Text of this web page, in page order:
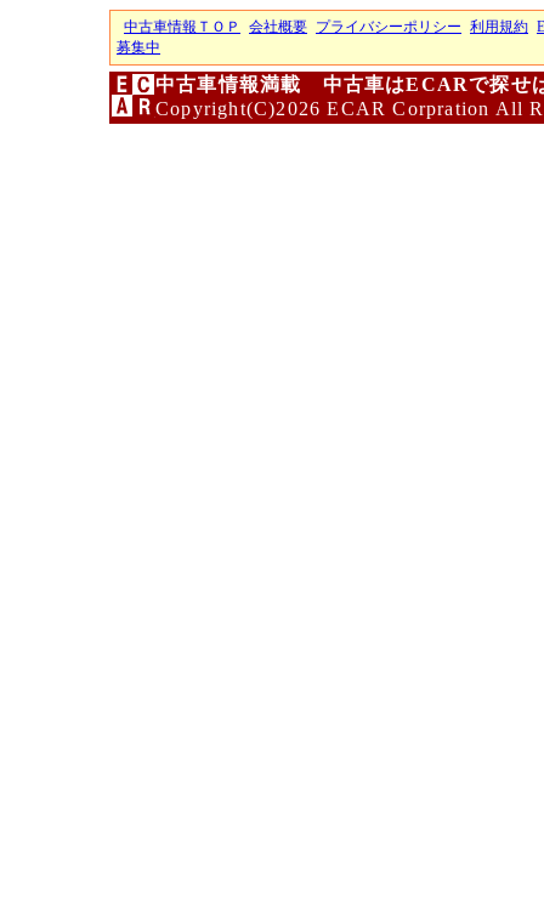
中古車情報ＴＯＰ 会社概要 プライバシーポリシー 利用規約
募集中
中古車情報満載 中古車はECARで探せ
Copyright(C)2026 ECAR Corpration All